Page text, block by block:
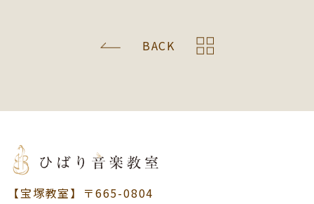
BACK
【宝塚教室】〒665-0804